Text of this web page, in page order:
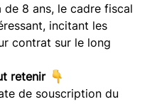
8 ans, le cadre fiscal
incitant les
contrat sur le long
retenir
de souscription du